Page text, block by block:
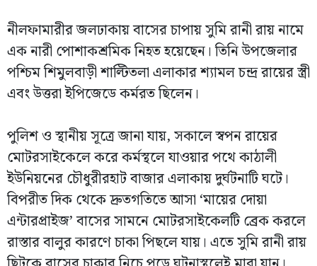
নীলফামারীর জলঢাকায় বাসের চাপায় সুমি রানী রায় নামে
এক নারী পোশাকশ্রমিক নিহত হয়েছেন। তিনি উপজেলার
পশ্চিম শিমুলবাড়ী শাল্টিতলা এলাকার শ্যামল চন্দ্র রায়ের স্ত্রী
এবং উত্তরা ইপিজেডে কর্মরত ছিলেন।
পুলিশ ও স্থানীয় সূত্রে জানা যায়, সকালে স্বপন রায়ের
মোটরসাইকেলে করে কর্মস্থলে যাওয়ার পথে কাঠালী
ইউনিয়নের চৌধুরীরহাট বাজার এলাকায় দুর্ঘটনাটি ঘটে।
বিপরীত দিক থেকে দ্রুতগতিতে আসা ‘মায়ের দোয়া
এন্টারপ্রাইজ’ বাসের সামনে মোটরসাইকেলটি ব্রেক করলে
রাস্তার বালুর কারণে চাকা পিছলে যায়। এতে সুমি রানী রায়